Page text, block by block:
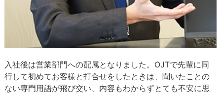
入社後は営業部門への配属となりました。OJTで先輩に同
行して初めてお客様と打合せをしたときは、聞いたことの
ない専門用語が飛び交い、内容もわからずとても不安に思